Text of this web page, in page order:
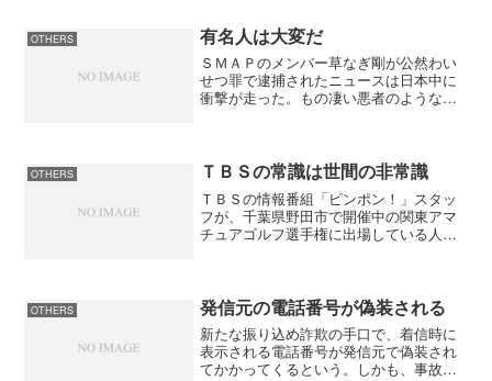
OTHERS 有名人は大変だ
ＳＭＡＰのメンバー草なぎ剛が公然わい
せつ罪で逮捕されたニュースは日本中に
衝撃が走った。もの凄い悪者のような取
容疑者、容疑者とテレビで...
OTHERS ＴＢＳの常識は世間の非常識
ＴＢＳの情報番組「ピンポン！」スタッ
フが、千葉県野田市で開催中の関東アマ
チュアゴルフ選手権に出場している人気
った。依頼は拒否されたが...
OTHERS 発信元の電話番号が偽装される
新たな振り込め詐欺の手口で、着信時に
表示される電話番号が発信元で偽装され
てかかってくるという。しかも、事故と